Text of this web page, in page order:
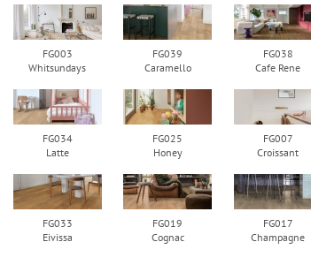
FG003
Whitsundays
FG039
Caramello
FG038
Cafe Rene
FG034
Latte
FG025
Honey
FG007
Croissant
FG033
Eivissa
FG019
Cognac
FG017
Champagne